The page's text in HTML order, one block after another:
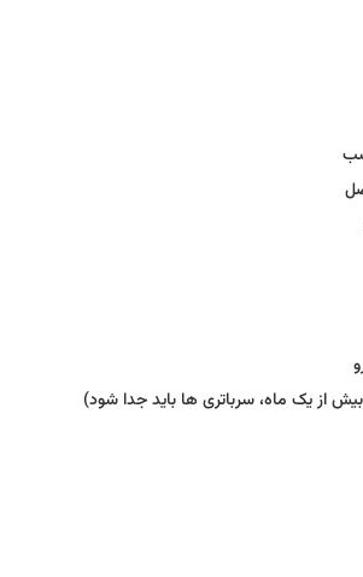
از یک ماه، سرباتری ها باید جدا شود)